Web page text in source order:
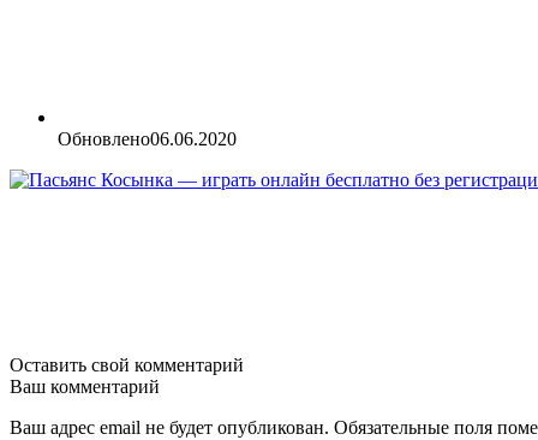
Обновлено06.06.2020
Оставить свой комментарий
Ваш комментарий
Ваш адрес email не будет опубликован. Обязательные поля